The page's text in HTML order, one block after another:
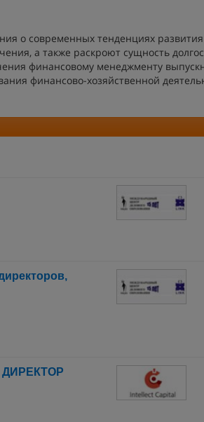
о современных тенденциях
а также раскроют сущность
финансовому менеджменту
финансово-хозяйственной